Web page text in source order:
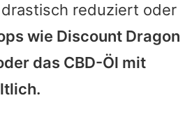
reduziert oder
wie Discount Dragon
das CBD-Öl mit